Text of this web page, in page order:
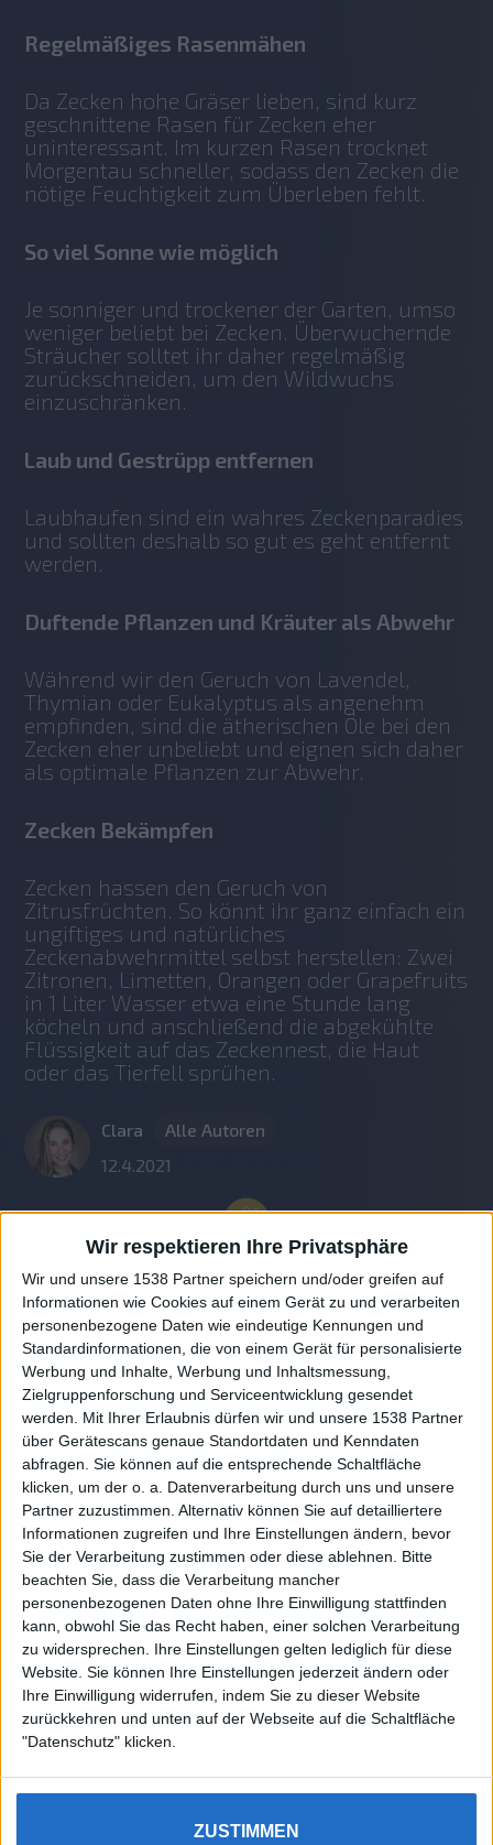
Wir respektieren Ihre Privatsphäre
Wir und unsere 1538 Partner speichern und/oder greifen auf
Informationen wie Cookies auf einem Gerät zu und verarbeiten
personenbezogene Daten wie eindeutige Kennungen und
Standardinformationen, die von einem Gerät für personalisierte
Werbung und Inhalte, Werbung und Inhaltsmessung,
Zielgruppenforschung und Serviceentwicklung gesendet
werden.
Mit Ihrer Erlaubnis dürfen wir und unsere 1538 Partner
über Gerätescans genaue Standortdaten und Kenndaten
abfragen. Sie können auf die entsprechende Schaltfläche
klicken, um der o. a. Datenverarbeitung durch uns und unsere
Partner zuzustimmen. Alternativ können Sie auf detailliertere
Informationen zugreifen und Ihre Einstellungen ändern, bevor
Sie der Verarbeitung zustimmen oder diese ablehnen.
Bitte
beachten Sie, dass die Verarbeitung mancher
personenbezogenen Daten ohne Ihre Einwilligung stattfinden
kann, obwohl Sie das Recht haben, einer solchen Verarbeitung
zu widersprechen. Ihre Einstellungen gelten lediglich für diese
Website. Sie können Ihre Einstellungen jederzeit ändern oder
Ihre Einwilligung widerrufen, indem Sie zu dieser Website
zurückkehren und unten auf der Webseite auf die Schaltfläche
"Datenschutz" klicken.
ZUSTIMMEN
Regelmäßiges Rasenmähen
Da Zecken hohe Gräser lieben, sind kurz
geschnittene Rasen für Zecken eher
uninteressant. Im kurzen Rasen trocknet
Morgentau schneller, sodass den Zecken die
nötige Feuchtigkeit zum Überleben fehlt.
So viel Sonne wie möglich
Je sonniger und trockener der Garten, umso
weniger beliebt bei Zecken. Überwuchernde
Sträucher solltet ihr daher regelmäßig
zurückschneiden, um den Wildwuchs
einzuschränken.
Laub und Gestrüpp entfernen
Laubhaufen sind ein wahres Zeckenparadies
und sollten deshalb so gut es geht entfernt
werden.
Duftende Pflanzen und Kräuter als Abwehr
Während wir den Geruch von Lavendel,
Thymian oder Eukalyptus als angenehm
empfinden, sind die ätherischen Öle bei den
Zecken eher unbeliebt und eignen sich daher
als optimale Pflanzen zur Abwehr.
Zecken Bekämpfen
Zecken hassen den Geruch von
Zitrusfrüchten. So könnt ihr ganz einfach ein
ungiftiges und natürliches
Zeckenabwehrmittel selbst herstellen: Zwei
Zitronen, Limetten, Orangen oder Grapefruits
in 1 Liter Wasser etwa eine Stunde lang
köcheln und anschließend die abgekühlte
Flüssigkeit auf das Zeckennest, die Haut
oder das Tierfell sprühen.
Clara
Alle Autoren
12.4.2021
Auf DESMONDO findet Ihr Inspirationen für
individuelles, gemütliches und intelligentes Wohnen,
die aktuellsten Einrichtungstrends und Informatives zu
neuesten Smart Home Systemen.
About
DESMONDO Suche
Kooperationen
Rechtliches
Impressum
Datenschutz
Sitemap